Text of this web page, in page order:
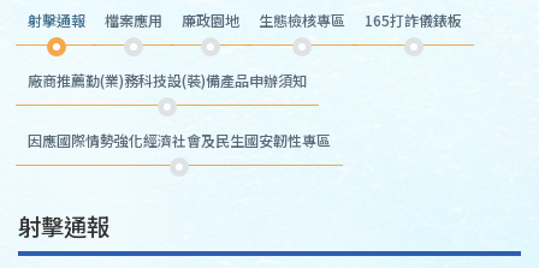
射擊通報 檔案應用 廉政園地 生態檢核專區 165打詐儀錶板
廠商推薦勤(業)務科技設(裝)備產品申辦須知
因應國際情勢強化經濟社會及民生國安韌性專區
射擊通報